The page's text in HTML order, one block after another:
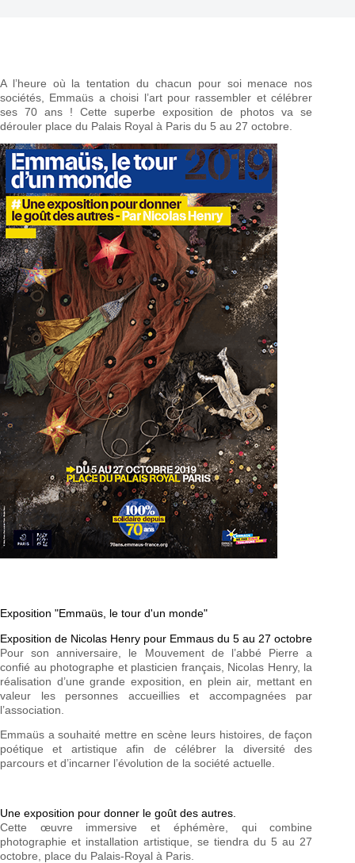
A l’heure où la tentation du chacun pour soi menace nos
sociétés, Emmaüs a choisi l’art pour rassembler et célébrer
ses 70 ans ! Cette superbe exposition de photos va se
dérouler place du Palais Royal à Paris du 5 au 27 octobre.
Exposition "Emmaüs, le tour d'un monde"
Exposition de Nicolas Henry pour Emmaus du 5 au 27 octobre
Pour son anniversaire, le Mouvement de l’abbé Pierre a
confié au photographe et plasticien français, Nicolas Henry, la
réalisation d’une grande exposition, en plein air, mettant en
valeur les personnes accueillies et accompagnées par
l’association.
Emmaüs a souhaité mettre en scène leurs histoires, de façon
poétique et artistique afin de célébrer la diversité des
parcours et d’incarner l’évolution de la société actuelle.
Une exposition pour donner le goût des autres.
Cette œuvre immersive et éphémère, qui combine
photographie et installation artistique, se tiendra du 5 au 27
octobre, place du Palais-Royal à Paris.